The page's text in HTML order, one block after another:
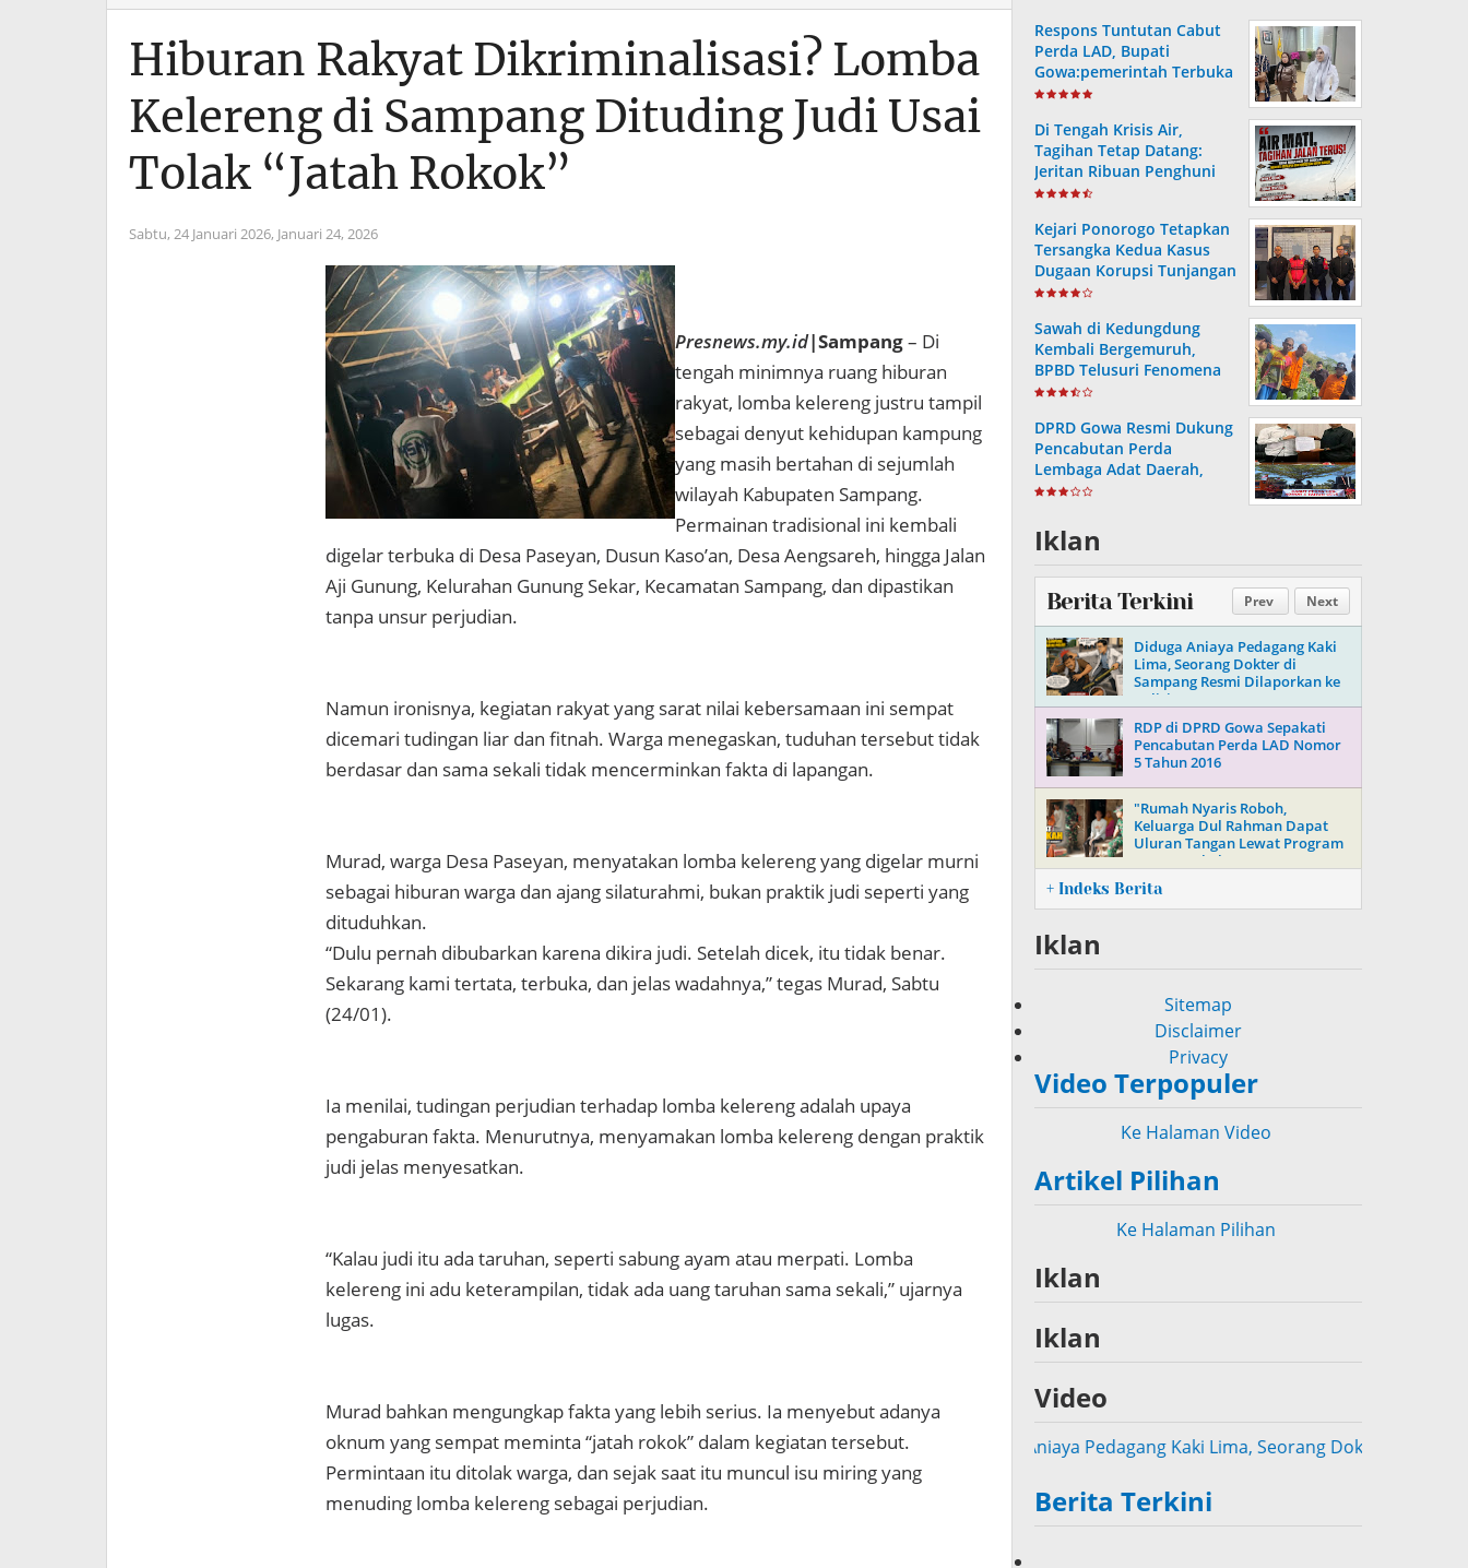
Hiburan Rakyat Dikriminalisasi? Lomba
Kelereng di Sampang Dituding Judi Usai
Tolak “Jatah Rokok”
Sabtu, 24 Januari 2026, Januari 24, 2026
Presnews.my.id|Sampang– Di
tengah minimnya ruang hiburan
rakyat, lomba kelereng justru tampil
sebagai denyut kehidupan kampung
yang masih bertahan di sejumlah
wilayah Kabupaten Sampang.
Permainan tradisional ini kembali
digelar terbuka di Desa Paseyan, Dusun Kaso’an, Desa Aengsareh, hingga Jalan
Aji Gunung, Kelurahan Gunung Sekar, Kecamatan Sampang, dan dipastikan
tanpa unsur perjudian.
Namun ironisnya, kegiatan rakyat yang sarat nilai kebersamaan ini sempat
dicemari tudingan liar dan fitnah. Warga menegaskan, tuduhan tersebut tidak
berdasar dan sama sekali tidak mencerminkan fakta di lapangan.
Murad, warga Desa Paseyan, menyatakan lomba kelereng yang digelar murni
sebagai hiburan warga dan ajang silaturahmi, bukan praktik judi seperti yang
dituduhkan.
“Dulu pernah dibubarkan karena dikira judi. Setelah dicek, itu tidak benar.
Sekarang kami tertata, terbuka, dan jelas wadahnya,” tegas Murad, Sabtu
(24/01).
Ia menilai, tudingan perjudian terhadap lomba kelereng adalah upaya
pengaburan fakta. Menurutnya, menyamakan lomba kelereng dengan praktik
judi jelas menyesatkan.
“Kalau judi itu ada taruhan, seperti sabung ayam atau merpati. Lomba
kelereng ini adu keterampilan, tidak ada uang taruhan sama sekali,” ujarnya
lugas.
Murad bahkan mengungkap fakta yang lebih serius. Ia menyebut adanya
oknum yang sempat meminta “jatah rokok” dalam kegiatan tersebut.
Permintaan itu ditolak warga, dan sejak saat itu muncul isu miring yang
menuding lomba kelereng sebagai perjudian.
Respons Tuntutan Cabut
Perda LAD, Bupati
Gowa:pemerintah Terbuka
Untuk Evaluasi dan Dialog
Di Tengah Krisis Air,
Tagihan Tetap Datang:
Jeritan Ribuan Penghuni
Kokoh City Bangkalan
Kejari Ponorogo Tetapkan
Tersangka Kedua Kasus
Dugaan Korupsi Tunjangan
Perumahan DPRD
Sawah di Kedungdung
Kembali Bergemuruh,
BPBD Telusuri Fenomena
yang Masih Menjadi Teka-
DPRD Gowa Resmi Dukung
Pencabutan Perda
Lembaga Adat Daerah,
Tegaskan Komitmen Jaga
Iklan
Prev Next
Berita Terkini
Diduga Aniaya Pedagang Kaki
Lima, Seorang Dokter di
Sampang Resmi Dilaporkan ke
Polisi
RDP di DPRD Gowa Sepakati
Pencabutan Perda LAD Nomor
5 Tahun 2016
"Rumah Nyaris Roboh,
Keluarga Dul Rahman Dapat
Uluran Tangan Lewat Program
Jumat Berkah TNI"
+ Indeks Berita
Iklan
Sitemap
Disclaimer
Privacy
Video Terpopuler
Ke Halaman Video
Artikel Pilihan
Ke Halaman Pilihan
Iklan
Iklan
Video
Diduga Aniaya Pedagang Kaki Lima, Seorang Dokter di Sampang
Berita Terkini